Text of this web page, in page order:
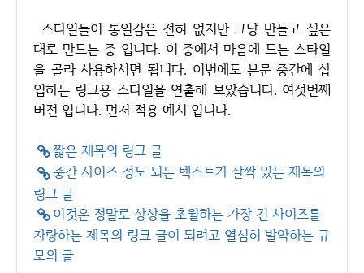
스타일들이 통일감은 전혀 없지만 그냥 만들고 싶은
대로 만드는 중 입니다. 이 중에서 마음에 드는 스타일
을 골라 사용하시면 됩니다. 이번에도 본문 중간에 삽
입하는 링크용 스타일을 연출해 보았습니다. 여섯번째
버전 입니다. 먼저 적용 예시 입니다.
짧은 제목의 링크 글
중간 사이즈 정도 되는 텍스트가 살짝 있는 제목의
링크 글
이것은 정말로 상상을 초월하는 가장 긴 사이즈를
자랑하는 제목의 링크 글이 되려고 열심히 발악하는 규
모의 글